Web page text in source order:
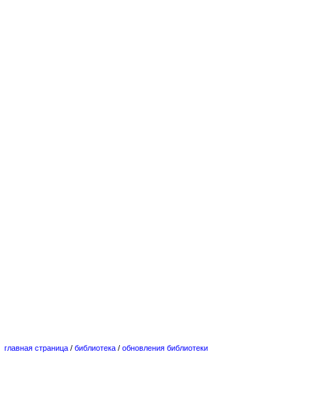
главная страница / библиотека / обновления библиотеки